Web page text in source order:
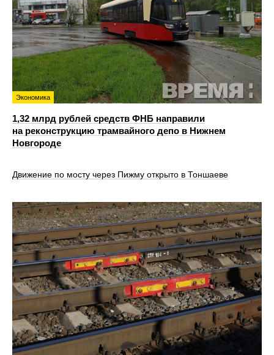
Экономика
1,32 млрд рублей средств ФНБ направили
на реконструкцию трамвайного депо в Нижнем
Новгороде
Движение по мосту через Пижму открыто в Тоншаеве